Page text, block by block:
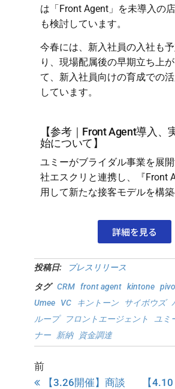
は「Front Agent」を未導入の
も検討しています。
今春には、新入社員の入社も
り、現場配属後の早期立ち上
て、新入社員向けの育成での
しています。
【参考｜Front Agent導入、
始について】
ユミーがブライダル事業を展
社エスクリと連携し、『Front
用して新たな接客モデルを構
詳細を見る
投稿日:
プレスリリース
タグ
CRM front agent kintone
Umee
VC キントーン サイボウズ
ループ
フロントエージェント ユミ
ナー
新納 資金調達
前
【3.26開催】商談
【